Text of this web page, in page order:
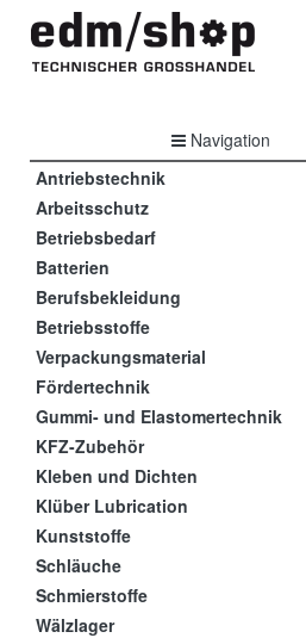
Navigation
Antriebstechnik
Arbeitsschutz
Betriebsbedarf
Batterien
Berufsbekleidung
Betriebsstoffe
Verpackungsmaterial
Fördertechnik
Gummi- und Elastomertechnik
KFZ-Zubehör
Kleben und Dichten
Klüber Lubrication
Kunststoffe
Schläuche
Schmierstoffe
Wälzlager